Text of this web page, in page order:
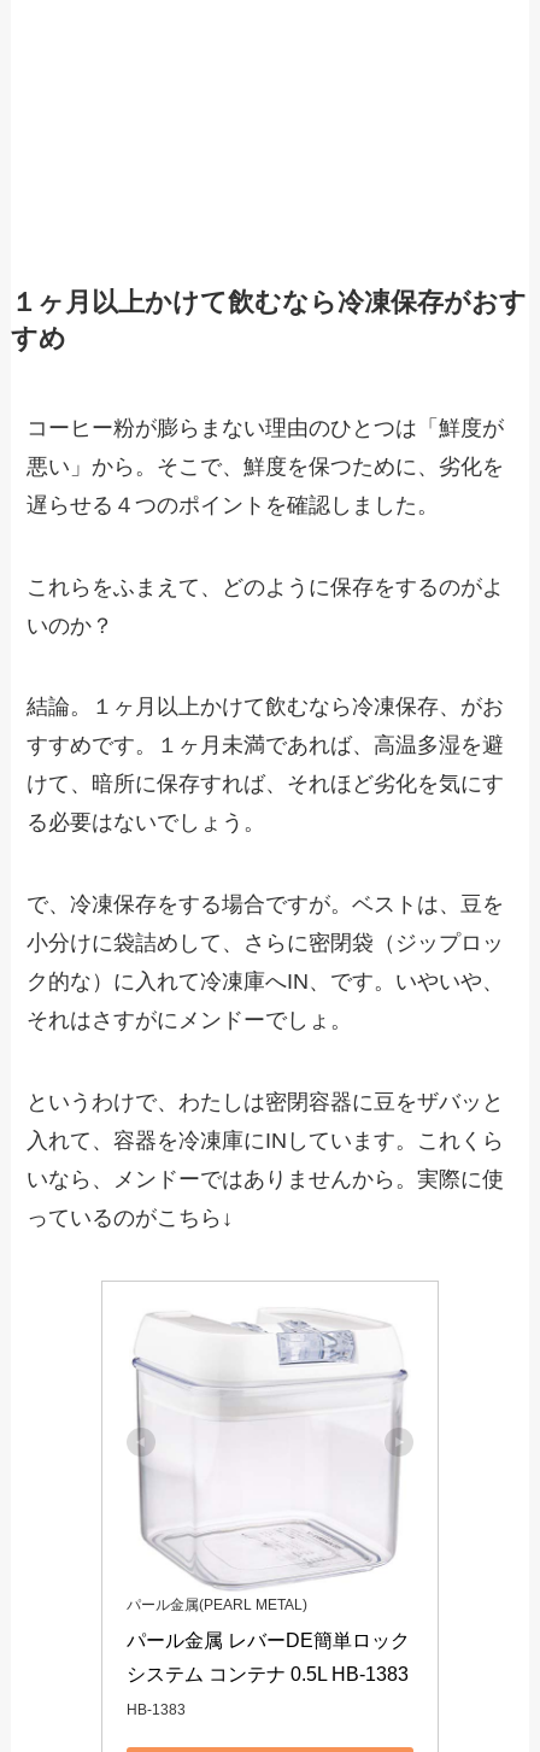
１ヶ月以上かけて飲むなら冷凍保存がおす
すめ
コーヒー粉が膨らまない理由のひとつは「鮮度が
悪い」から。そこで、鮮度を保つために、劣化を
遅らせる４つのポイントを確認しました。
これらをふまえて、どのように保存をするのがよ
いのか？
結論。１ヶ月以上かけて飲むなら冷凍保存、がお
すすめです。１ヶ月未満であれば、高温多湿を避
けて、暗所に保存すれば、それほど劣化を気にす
る必要はないでしょう。
で、冷凍保存をする場合ですが。ベストは、豆を
小分けに袋詰めして、さらに密閉袋（ジップロッ
ク的な）に入れて冷凍庫へIN、です。いやいや、
それはさすがにメンドーでしょ。
というわけで、わたしは密閉容器に豆をザバッと
入れて、容器を冷凍庫にINしています。これくら
いなら、メンドーではありませんから。実際に使
っているのがこちら↓
パール金属(PEARL METAL)
パール金属 レバーDE簡単ロック
システム コンテナ 0.5L HB-1383
HB-1383